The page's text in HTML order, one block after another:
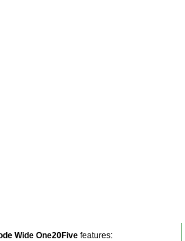
Wide One20Fivefeatures: